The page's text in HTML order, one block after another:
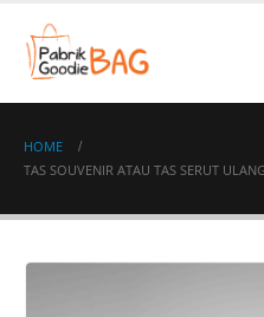
HOME
TAS SOUVENIR ATAU TAS SERUT